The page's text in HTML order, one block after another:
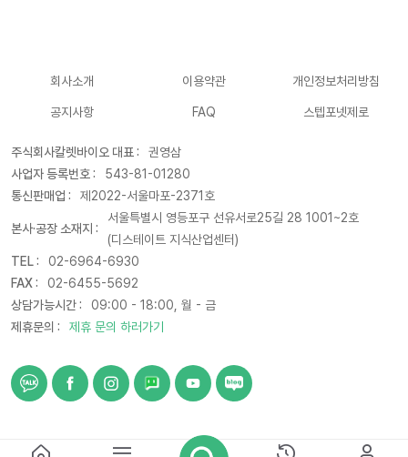
회사소개 이용약관 개인정보처리방침
공지사항 FAQ 스텝포넷제로
주식회사칼렛바이오 대표 :
권영삼
사업자 등록번호 :
543-81-01280
통신판매업 :
제2022-서울마포-2371호
본사·공장 소재지 :
서울특별시 영등포구 선유서로25길 28 1001~2호
(디스테이트 지식산업센터)
TEL :
02-6964-6930
FAX :
02-6455-5692
상담가능시간 :
09:00 - 18:00, 월 - 금
제휴문의 :
제휴 문의 하러가기